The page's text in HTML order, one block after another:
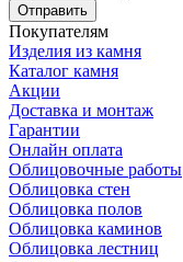
Отправить
Покупателям
Изделия из камня
Каталог камня
Акции
Доставка и монтаж
Гарантии
Онлайн оплата
Облицовочные работы
Облицовка стен
Облицовка полов
Облицовка каминов
Облицовка лестниц